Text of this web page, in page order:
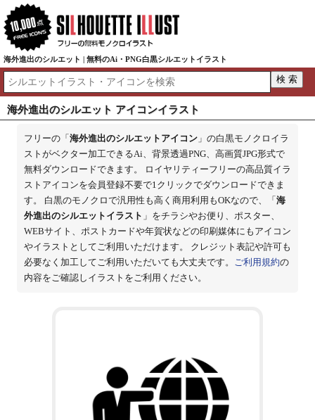
海外進出のシルエット | 無料のAi・PNG白黒シルエットイラスト
海外進出のシルエット アイコンイラスト
フリーの「 海外進出のシルエットアイコン」の白黒モノクロイラ
ストがベクター加工できるAi、背景透過PNG、高画質JPG形式で
無料ダウンロードできます。 ロイヤリティーフリーの高品質イラ
ストアイコンを会員登録不要で1クリックでダウンロードできま
す。 白黒のモノクロで汎用性も高く商用利用もOKなので、「 海
外進出のシルエットイラスト 」をチラシやお便り、ポスター、
WEBサイト、ポストカードや年賀状などの印刷媒体にもアイコン
やイラストとしてご利用いただけます。 クレジット表記や許可も
必要なく加工してご利用いただいても大丈夫です。 ご利用規約の
内容をご確認しイラストをご利用ください。